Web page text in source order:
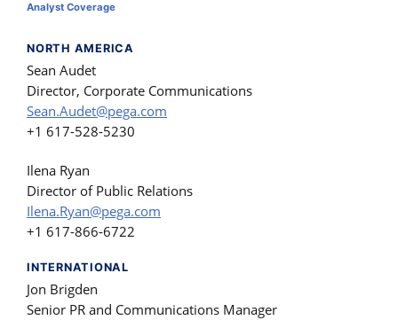
Analyst Coverage
NORTH AMERICA
Sean Audet
Director, Corporate Communications
Sean.Audet@pega.com
+1 617-528-5230
Ilena Ryan
Director of Public Relations
Ilena.Ryan@pega.com
+1 617-866-6722
INTERNATIONAL
Jon Brigden
Senior PR and Communications Manager